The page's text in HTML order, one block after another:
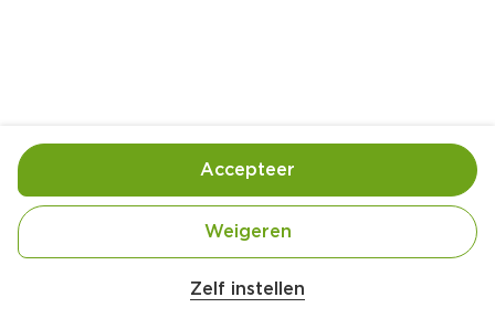
Ingrediënten Bereiding
Zelf instellen
Weigeren
Accepteer